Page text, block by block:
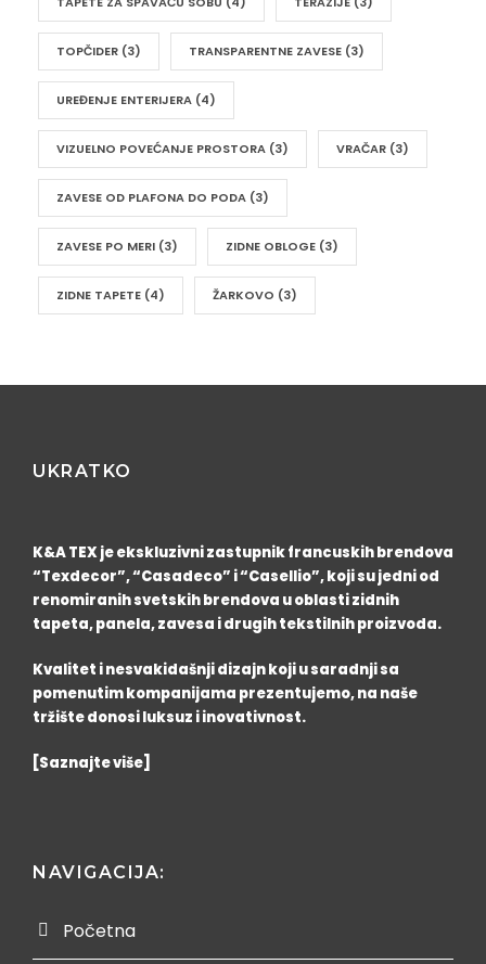
TOPČIDER (3) TRANSPARENTNE ZAVESE (3)
UREĐENJE ENTERIJERA (4)
VIZUELNO POVEĆANJE PROSTORA (3) VRAČAR (3)
ZAVESE OD PLAFONA DO PODA (3)
ZAVESE PO MERI (3) ZIDNE OBLOGE (3)
ZIDNE TAPETE (4) ŽARKOVO (3)
UKRATKO
K&A TEX je ekskluzivni zastupnik francuskih brendova
“Texdecor”, “Casadeco” i “Casellio”, koji su jedni od
renomiranih svetskih brendova u oblasti zidnih
tapeta, panela, zavesa i drugih tekstilnih proizvoda.
Kvalitet i nesvakidašnji dizajn koji u saradnji sa
pomenutim kompanijama prezentujemo, na naše
tržište donosi luksuz i inovativnost.
[Saznajte više]
NAVIGACIJA:
Početna